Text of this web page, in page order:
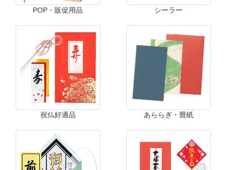
POP・販促用品 シーラー
祝仏好適品 あららぎ・畳紙